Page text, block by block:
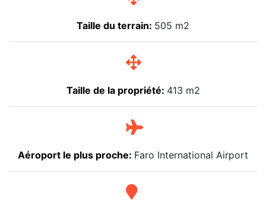
Taille du terrain: 505 m2
Taille de la propriété: 413 m2
Aéroport le plus proche: Faro International Airport